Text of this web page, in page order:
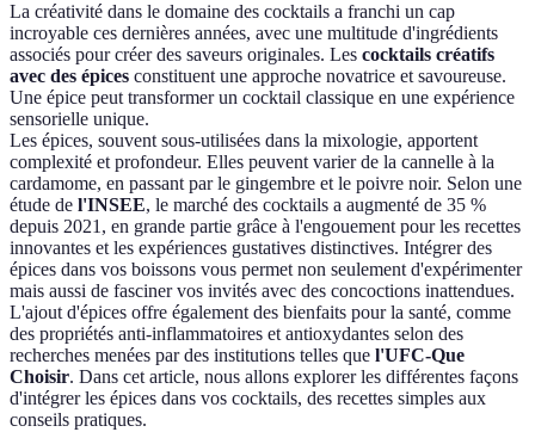
La créativité dans le domaine des cocktails a franchi un cap
incroyable ces dernières années, avec une multitude d'ingrédients
associés pour créer des saveurs originales. Les cocktails créatifs
avec des épices constituent une approche novatrice et savoureuse.
Une épice peut transformer un cocktail classique en une expérience
sensorielle unique.
Les épices, souvent sous-utilisées dans la mixologie, apportent
complexité et profondeur. Elles peuvent varier de la cannelle à la
cardamome, en passant par le gingembre et le poivre noir. Selon une
étude de l'INSEE, le marché des cocktails a augmenté de 35 %
depuis 2021, en grande partie grâce à l'engouement pour les recettes
innovantes et les expériences gustatives distinctives. Intégrer des
épices dans vos boissons vous permet non seulement d'expérimenter
mais aussi de fasciner vos invités avec des concoctions inattendues.
L'ajout d'épices offre également des bienfaits pour la santé, comme
des propriétés anti-inflammatoires et antioxydantes selon des
recherches menées par des institutions telles que l'UFC-Que
Choisir. Dans cet article, nous allons explorer les différentes façons
d'intégrer les épices dans vos cocktails, des recettes simples aux
conseils pratiques.